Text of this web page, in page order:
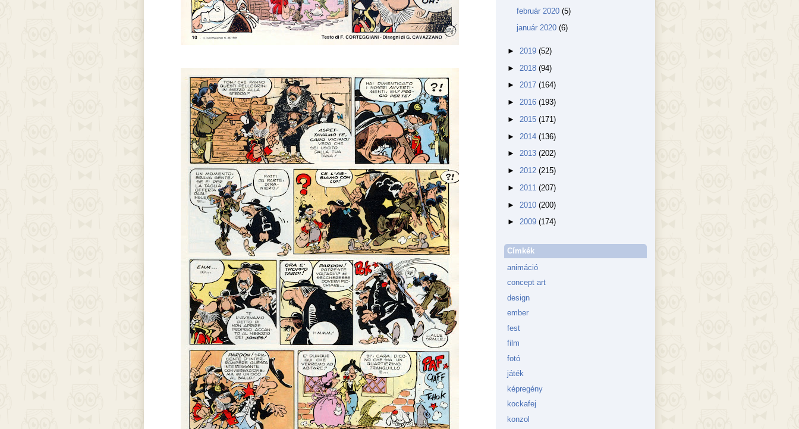
február 2020 (5)
január 2020 (6)
► 2019 (52)
► 2018 (94)
► 2017 (164)
► 2016 (193)
► 2015 (171)
► 2014 (136)
► 2013 (202)
► 2012 (215)
► 2011 (207)
► 2010 (200)
► 2009 (174)
Címkék
animáció
concept art
design
ember
fest
film
fotó
játék
képregény
kockafej
konzol